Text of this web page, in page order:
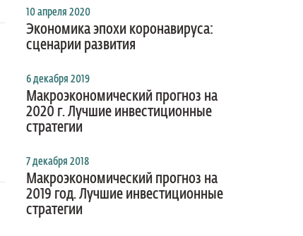
10 апреля 2020
Экономика эпохи коронавируса:
сценарии развития
6 декабря 2019
Макроэкономический прогноз на
2020 г. Лучшие инвестиционные
стратегии
7 декабря 2018
Макроэкономический прогноз на
2019 год. Лучшие инвестиционные
стратегии